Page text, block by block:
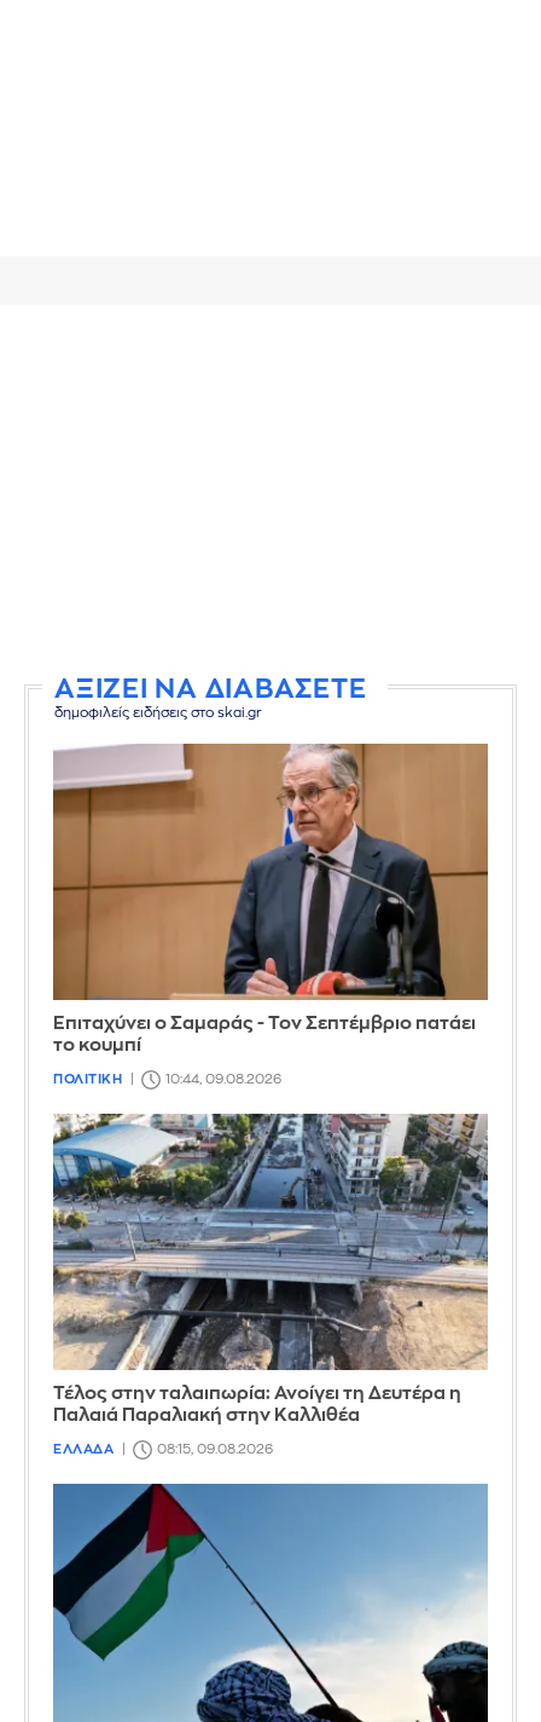
ΑΞΙΖΕΙ ΝΑ ΔΙΑΒΑΣΕΤΕ
δημοφιλείς ειδήσεις στο skai.gr
Επιταχύνει ο Σαμαράς - Τον Σεπτέμβριο πατάει
το κουμπί
ΠΟΛΙΤΙΚΗ 10:44, 09.08.2026
Τέλος στην ταλαιπωρία: Ανοίγει τη Δευτέρα η
Παλαιά Παραλιακή στην Καλλιθέα
ΕΛΛΑΔΑ 08:15, 09.08.2026